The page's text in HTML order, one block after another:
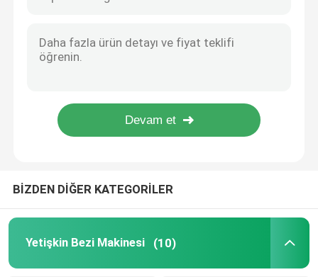
Bebek Bezi Makinesini Yukarı Çekin
Sıhhi Peçete Yapma Makinesi
İnkontinans Pantolon Makinası
BİZDEN DİĞER KATEGORİLER
Yetişkin Bezi Makinesi (10)